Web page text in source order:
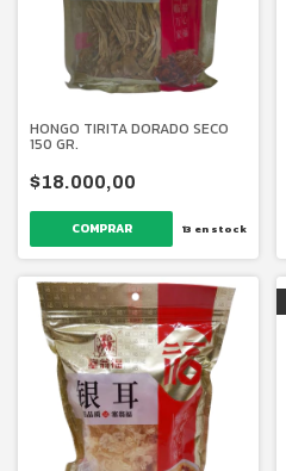
HONGO TIRITA DORADO SECO
150 GR.
$18.000,00
13 en stock